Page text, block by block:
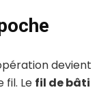
devient
fil. Le fil de bâti